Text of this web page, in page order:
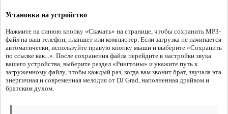
Установка на устройство
Нажмите на синюю кнопку «Скачать» на странице, чтобы сохранить MP3-
файл на ваш телефон, планшет или компьютер. Если загрузка не начинается
автоматически, используйте правую кнопку мыши и выберите «Сохранить
по ссылке как...». После сохранения файла перейдите в настройки звука
вашего устройства, выберите раздел «Рингтоны» и укажите путь к
загруженному файлу, чтобы каждый раз, когда вам звонит брат, звучала эта
энергичная и современная мелодия от DJ Grad, наполненная драйвом и
братским духом.